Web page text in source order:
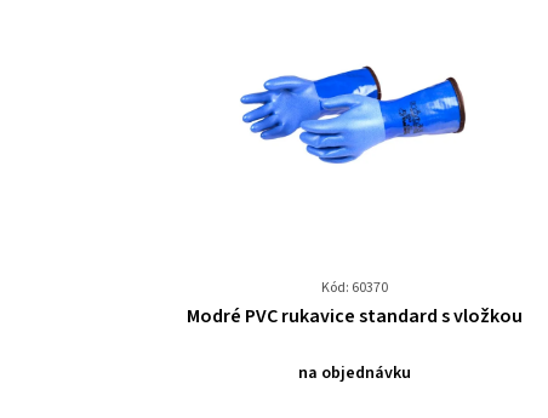
Kód: 60370
Průměrné
produktu
Modré PVC rukavice standard s vložkou
na objednávku